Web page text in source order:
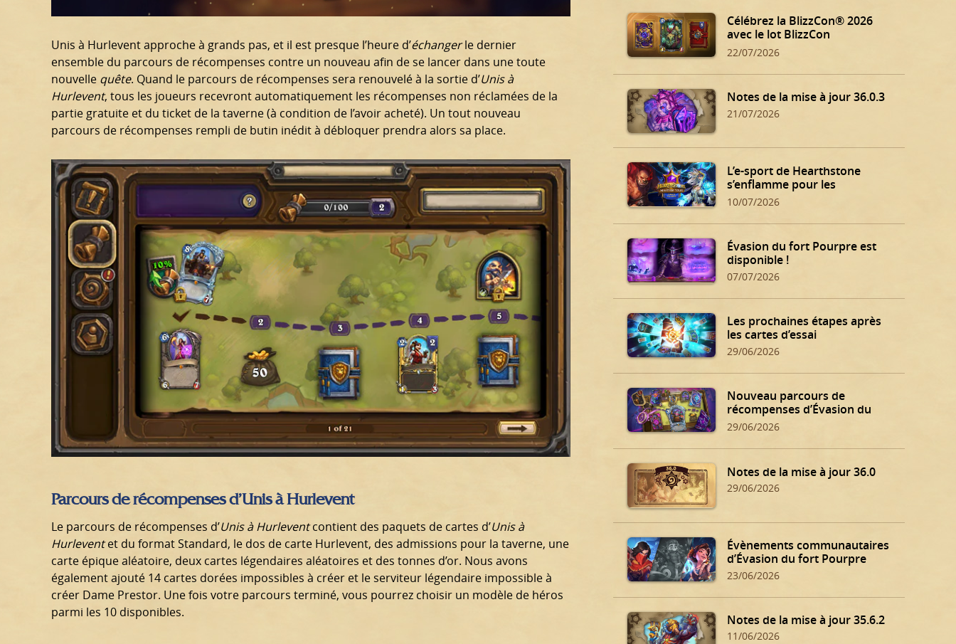
Unis à Hurlevent approche à grands pas, et il est presque l’heure d’échangerle dernier
ensemble du parcours de récompenses contre un nouveau afin de se lancer dans une toute
nouvelle quête. Quand le parcours de récompenses sera renouvelé à la sortie d’Unis à
Hurlevent, tous les joueurs recevront automatiquement les récompenses non réclamées de la
partie gratuite et du ticket de la taverne (à condition de l’avoir acheté). Un tout nouveau
parcours de récompenses rempli de butin inédit à débloquer prendra alors sa place.
Parcours de récompenses d’Unis à Hurlevent
Le parcours de récompenses d’Unis à Hurleventcontient des paquets de cartes d’Unis à
Hurleventet du format Standard, le dos de carte Hurlevent, des admissions pour la taverne, une
carte épique aléatoire, deux cartes légendaires aléatoires et des tonnes d’or. Nous avons
également ajouté 14 cartes dorées impossibles à créer et le serviteur légendaire impossible à
créer Dame Prestor. Une fois votre parcours terminé, vous pourrez choisir un modèle de héros
parmi les 10 disponibles.
Célébrez la BlizzCon® 2026
avec le lot BlizzCon
Hearthstone !
22/07/2026
Notes de la mise à jour 36.0.3
21/07/2026
L’e-sport de Hearthstone
s’enflamme pour les
qualifications d’été !
10/07/2026
Évasion du fort Pourpre est
disponible !
07/07/2026
Les prochaines étapes après
les cartes d’essai
29/06/2026
Nouveau parcours de
récompenses d’Évasion du
fort Pourpre
29/06/2026
Notes de la mise à jour 36.0
29/06/2026
Évènements communautaires
d’Évasion du fort Pourpre
23/06/2026
Notes de la mise à jour 35.6.2
11/06/2026